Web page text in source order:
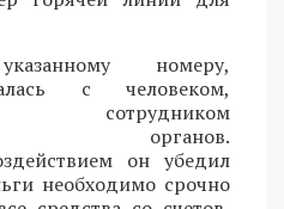
номеру,
с человеком,
сотрудником
органов.
он убедил
необходимо срочно